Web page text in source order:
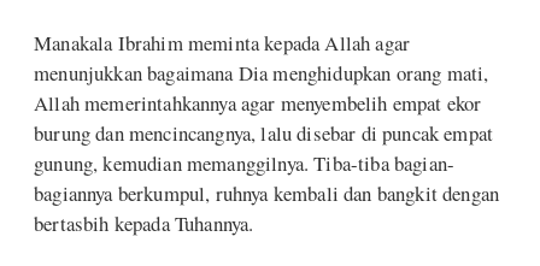
Manakala Ibrahim meminta kepada Allah agar
menunjukkan bagaimana Dia menghidupkan orang mati,
Allah memerintahkannya agar menyembelih empat ekor
burung dan mencincangnya, lalu disebar di puncak empat
gunung, kemudian memanggilnya. Tiba-tiba bagian-
bagiannya berkumpul, ruhnya kembali dan bangkit dengan
bertasbih kepada Tuhannya.